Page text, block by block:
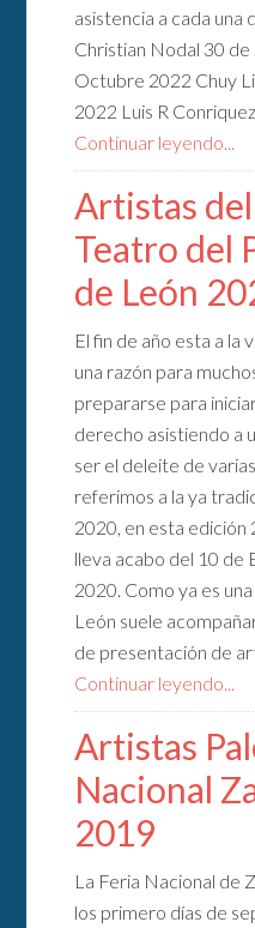
asistencia a cada una
Christian Nodal 30
Octubre 2022 Chuy
2022 Luis R
Continuar leyendo...
Artistas
Teatro del
de León
El fin de año esta a la
una razón para
prepararse para
derecho asistiendo a
ser el deleite de
referimos a la ya
2020, en esta edición
lleva acabo del 10 de
2020. Como ya es
León suele
de presentación de
Continuar leyendo...
Artistas
Nacional
2019
La Feria Nacional de
los primero días de